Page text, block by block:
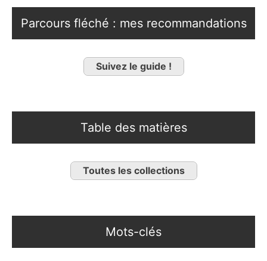
Parcours fléché : mes recommandations
Suivez le guide !
Table des matières
Toutes les collections
Mots-clés